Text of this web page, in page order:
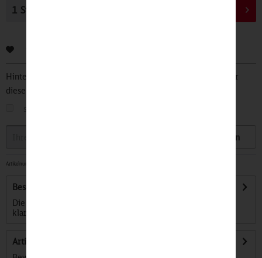
Hinterlegen Sie Ihre Email Adresse und bleiben Sie stets über
diesen Artikel informiert.
Speichern
Artikelnummer:
Beschreibung
Die einmalige Serie des Osterwagens 2017 wird in einem
klarsichtigen Osterhasen präsentiert....
Artikel bewerten